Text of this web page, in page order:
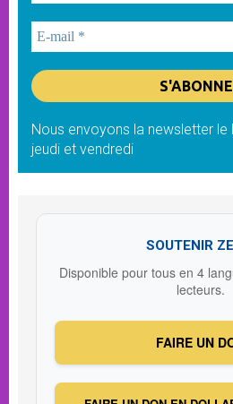
Nous envoyons la newsletter le
jeudi et vendredi
SOUTENIR
Disponible pour tous en 4
lecteurs.
FAIRE UN